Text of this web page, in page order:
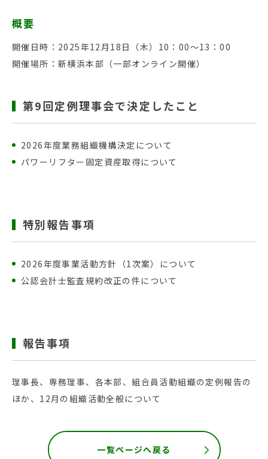
概要
開催日時：2025年12月18日（木）10：00～13：00
開催場所：新横浜本部（一部オンライン開催）
第9回定例理事会で決定したこと
2026年度業務組織機構決定について
パワーリフター固定資産取得について
特別報告事項
2026年度事業活動方針（1次案）について
公認会計士監査規約改正の件について
報告事項
理事長、専務理事、各本部、組合員活動組織の定例報告の
ほか、12月の組織活動全般について
一覧ページへ戻る